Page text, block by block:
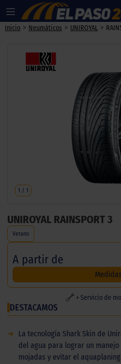
Inicio > Neumáticos > UNIROYAL >
1 / 1
UNIROYAL RAINSPORT 3
Verano
A partir de
Medidas
+ Servicio de
DESTACAMOS
➜
La tecnología Shark Skin de
del agua para lograr un
mojadas y evitar el